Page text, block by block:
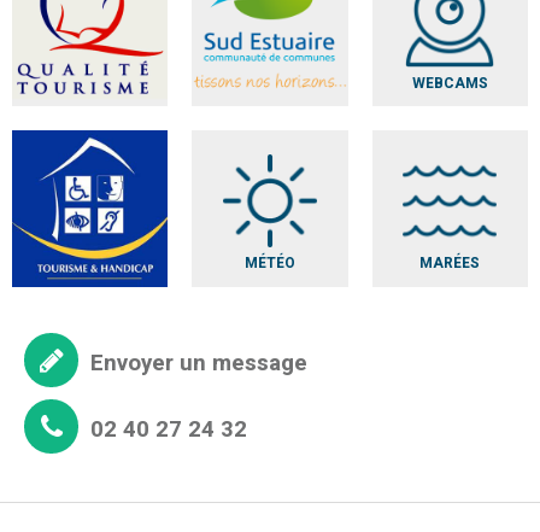
WEBCAMS
MÉTÉO MARÉES
Envoyer un message
02 40 27 24 32